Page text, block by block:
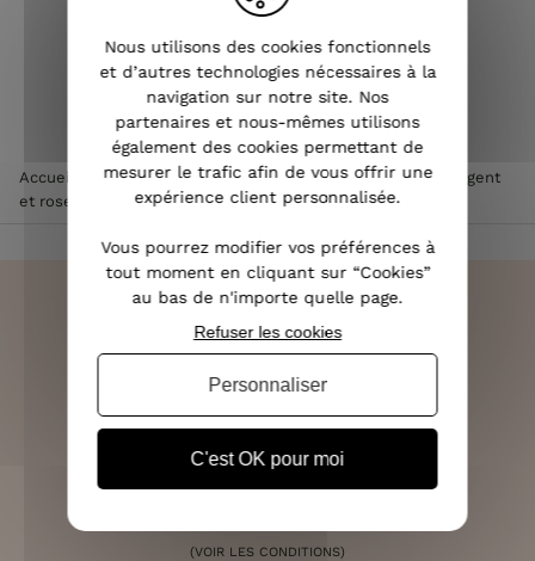
devenue un accessoire de mode ...
VOIR L'ARTICLE
Accueil
Grosse écharpe à carreaux pied de poule beige argent
et rose
LIVRAISON RAPIDE
(VOIR LES CONDITIONS)
Nous utilisons des cookies fonctionnels
et d’autres technologies nécessaires à la
navigation sur notre site. Nos
partenaires et nous-mêmes utilisons
également des cookies permettant de
mesurer le trafic afin de vous offrir une
expérience client personnalisée.
Vous pourrez modifier vos préférences à
tout moment en cliquant sur “Cookies”
au bas de n'importe quelle page.
C'est OK pour moi
Refuser les cookies
Personnaliser